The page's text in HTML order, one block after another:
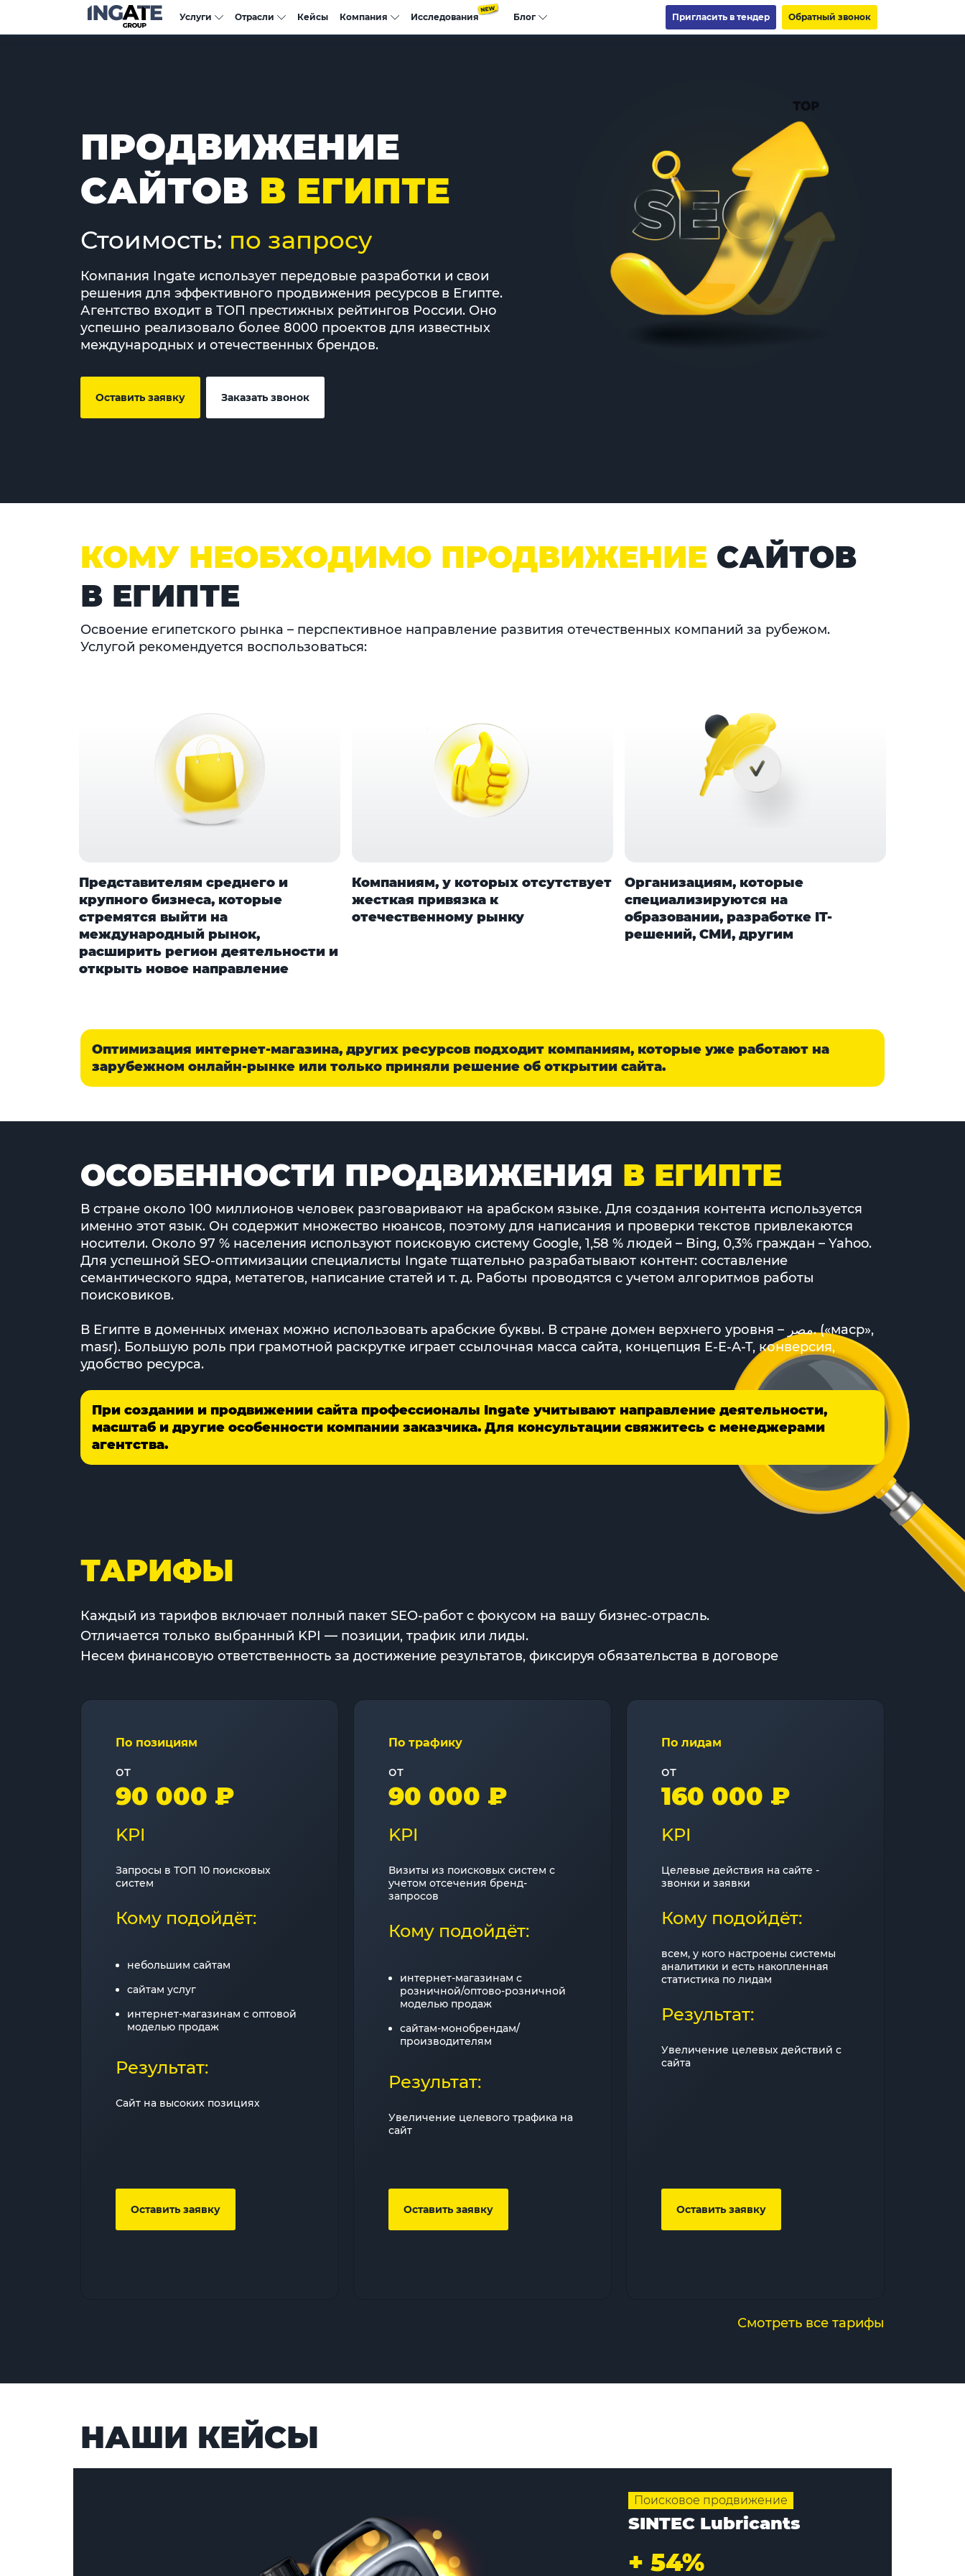
Услуги Отрасли Кейсы Компания Исследования Блог Пригласить в тендер Обратный звонок
ПРОДВИЖЕНИЕ
САЙТОВ В ЕГИПТЕ
Стоимость: по запросу
Компания Ingate использует передовые разработки и свои
решения для эффективного продвижения ресурсов в Египте.
Агентство входит в ТОП престижных рейтингов России. Оно
успешно реализовало более 8000 проектов для известных
международных и отечественных брендов.
Оставить заявку Заказать звонок
КОМУ НЕОБХОДИМО ПРОДВИЖЕНИЕ САЙТОВ
В ЕГИПТЕ
Освоение египетского рынка – перспективное направление развития отечественных компаний за рубежом.
Услугой рекомендуется воспользоваться:
Представителям среднего и
крупного бизнеса, которые
стремятся выйти на
международный рынок,
расширить регион деятельности и
открыть новое направление
Компаниям, у которых отсутствует
жесткая привязка к
отечественному рынку
Организациям, которые
специализируются на
образовании, разработке IT-
решений, СМИ, другим
Оптимизация интернет-магазина, других ресурсов подходит компаниям, которые уже работают на
зарубежном онлайн-рынке или только приняли решение об открытии сайта.
ОСОБЕННОСТИ ПРОДВИЖЕНИЯ В ЕГИПТЕ
В стране около 100 миллионов человек разговаривают на арабском языке. Для создания контента используется
именно этот язык. Он содержит множество нюансов, поэтому для написания и проверки текстов привлекаются
носители. Около 97 % населения используют поисковую систему Google, 1,58 % людей – Bing, 0,3% граждан – Yahoo.
Для успешной SEO-оптимизации специалисты Ingate тщательно разрабатывают контент: составление
семантического ядра, метатегов, написание статей и т. д. Работы проводятся с учетом алгоритмов работы
поисковиков.
В Египте в доменных именах можно использовать арабские буквы. В стране домен верхнего уровня – مصر. («маср»,
masr). Большую роль при грамотной раскрутке играет ссылочная масса сайта, концепция E-E-A-T, конверсия,
удобство ресурса.
При создании и продвижении сайта профессионалы Ingate учитывают направление деятельности,
масштаб и другие особенности компании заказчика. Для консультации свяжитесь с менеджерами
агентства.
ТАРИФЫ
Каждый из тарифов включает полный пакет SEO-работ с фокусом на вашу бизнес-отрасль.
Отличается только выбранный KPI — позиции, трафик или лиды.
Несем финансовую ответственность за достижение результатов, фиксируя обязательства в договоре
По позициям
от
90 000 ₽
KPI
Запросы в ТОП 10 поисковых
систем
Кому подойдёт:
небольшим сайтам
сайтам услуг
интернет-магазинам с оптовой
моделью продаж
Результат:
Сайт на высоких позициях
Оставить заявку
По трафику
от
90 000 ₽
KPI
Визиты из поисковых систем с
учетом отсечения бренд-
запросов
Кому подойдёт:
интернет-магазинам с
розничной/оптово-розничной
моделью продаж
сайтам-монобрендам/
производителям
Результат:
Увеличение целевого трафика на
сайт
Оставить заявку
По лидам
от
160 000 ₽
KPI
Целевые действия на сайте -
звонки и заявки
Кому подойдёт:
всем, у кого настроены системы
аналитики и есть накопленная
статистика по лидам
Результат:
Увеличение целевых действий с
сайта
Оставить заявку
Смотреть все тарифы
НАШИ КЕЙСЫ
Поисковое продвижение
SINTEC Lubricants
+ 54%